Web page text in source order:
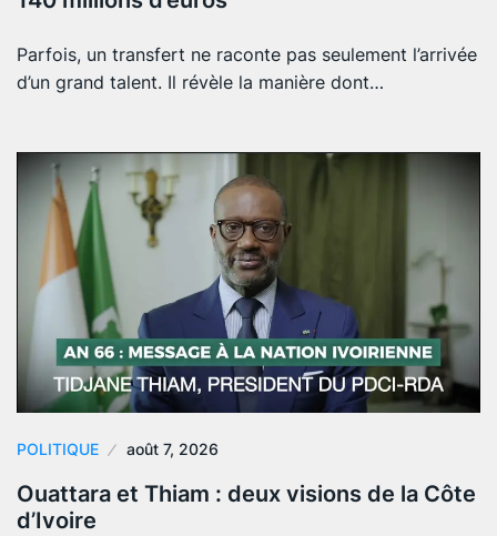
Parfois, un transfert ne raconte pas seulement l’arrivée
d’un grand talent. Il révèle la manière dont…
POLITIQUE août 7, 2026
Ouattara et Thiam : deux visions de la Côte
d’Ivoire